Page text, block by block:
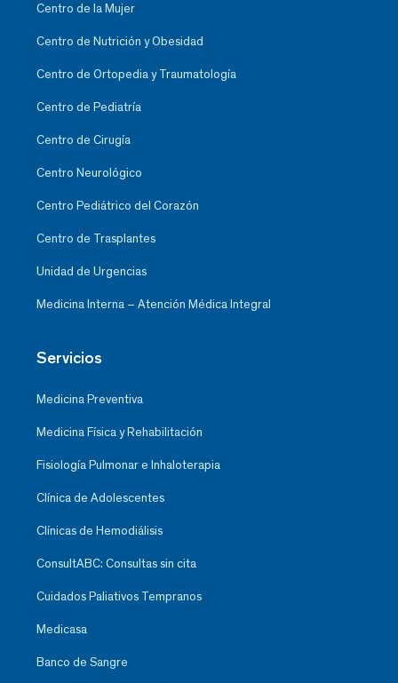
Centro de la Mujer
Centro de Nutrición y Obesidad
Centro de Ortopedia y Traumatología
Centro de Pediatría
Centro de Cirugía
Centro Neurológico
Centro Pediátrico del Corazón
Centro de Trasplantes
Unidad de Urgencias
Medicina Interna – Atención Médica Integral
Servicios
Medicina Preventiva
Medicina Física y Rehabilitación
Fisiología Pulmonar e Inhaloterapia
Clínica de Adolescentes
Clínicas de Hemodiálisis
ConsultABC: Consultas sin cita
Cuidados Paliativos Tempranos
Medicasa
Banco de Sangre